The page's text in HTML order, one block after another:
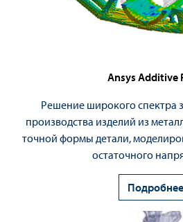
Ansys Additive
Решение широкого спектра
производства изделий из
точной формы детали,
остаточного
Подробнее